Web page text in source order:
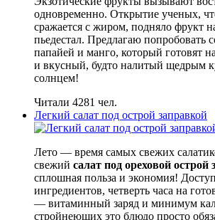
одновременно. Открытие ученых,
сражается с жиром, подняло фрукт
пьедестал. Предлагаю попробовать
папайей и манго, который готовят
и вкусный, будто налитый щедрым
солнцем!
Читали 4281 чел.
Легкий салат под острой заправкой
Лето — время самых свежих
свежий салат под ореховой острой
сплошная польза и экономия!
ингредиентов, четверть часа на
— витаминный заряд и минимум
стройнеющих это блюдо просто